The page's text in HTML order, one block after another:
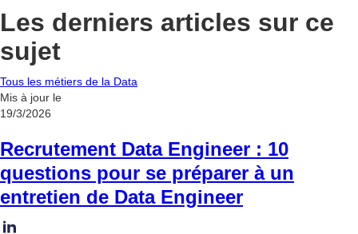
Les derniers articles sur ce
sujet
Tous les métiers de la Data
Mis à jour le
19/3/2026
Recrutement Data Engineer : 10
questions pour se préparer à un
entretien de Data Engineer